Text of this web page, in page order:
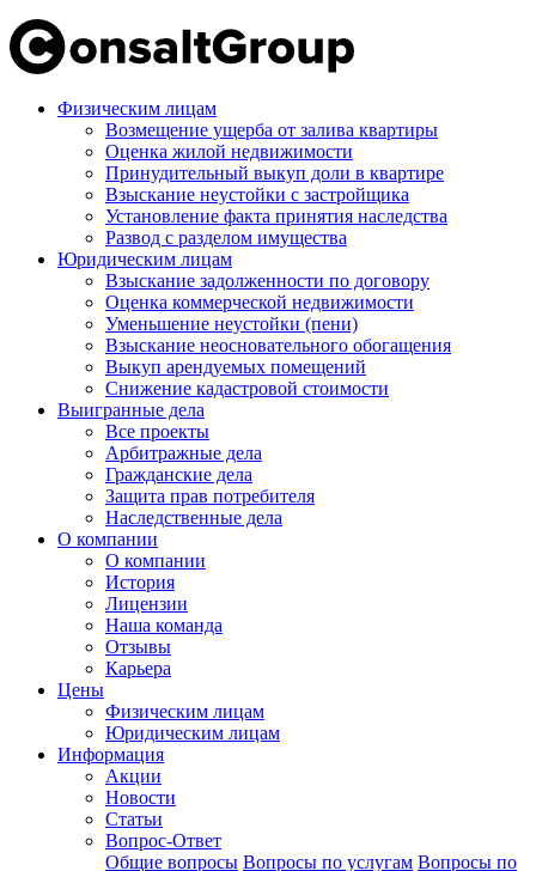
Физическим лицам
Возмещение ущерба от залива квартиры
Оценка жилой недвижимости
Принудительный выкуп доли в квартире
Взыскание неустойки с застройщика
Установление факта принятия наследства
Развод с разделом имущества
Юридическим лицам
Взыскание задолженности по договору
Оценка коммерческой недвижимости
Уменьшение неустойки (пени)
Взыскание неосновательного обогащения
Выкуп арендуемых помещений
Снижение кадастровой стоимости
Выигранные дела
Все проекты
Арбитражные дела
Гражданские дела
Защита прав потребителя
Наследственные дела
О компании
О компании
История
Лицензии
Наша команда
Отзывы
Карьера
Цены
Физическим лицам
Юридическим лицам
Информация
Акции
Новости
Статьи
Вопрос-Ответ
Общие вопросы Вопросы по услугам Вопросы по